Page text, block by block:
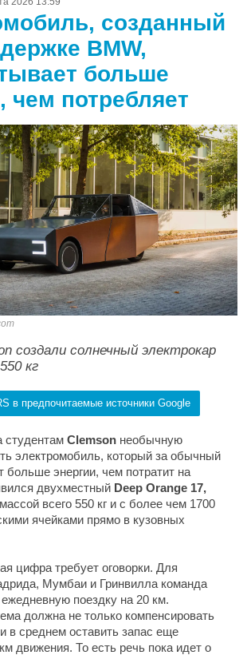
созданный
BMW,
больше
чем потребляет
создали солнечный электрокар
кг
в предпочитаемые источники Google
студентам Clemson необычную
электромобиль, который за обычный
больше энергии, чем потратит на
двухместный Deep Orange 17,
всего 550 кг и с более чем 1700
ячейками прямо в кузовных
цифра требует оговорки. Для
Мумбаи и Гринвилла команда
поездку на 20 км.
должна не только компенсировать
в среднем оставить запас еще
движения. То есть речь пока идет о